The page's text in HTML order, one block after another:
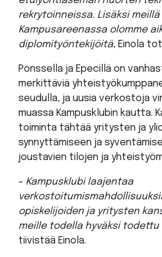
rekrytoinneissa. Lisäksi meillä
Kampusareenassa olomme
diplomityöntekijöitä, Einola
Ponssella ja Epecillä on
merkittäviä
seudulla, ja uusia verkostoja
muassa Kampusklubin kautta.
toiminta tähtää yritysten ja
synnyttämiseen ja
joustavien tilojen ja
– Kampusklubi laajentaa
opiskelijoiden ja yritysten
meille todella hyväksi
tiivistää Einola.